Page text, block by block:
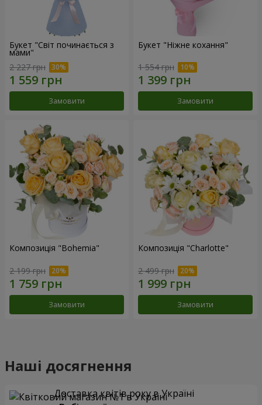
Букет "Світ починається з
мами"
2 227 грн
Замовити
Букет "Ніжне кохання"
1 554 грн
Замовити
Композиція "Bohemia"
2 199 грн
Замовити
Композиція "Charlotte"
2 499 грн
Замовити
Наші досягнення
Доставка квітів року в Україні